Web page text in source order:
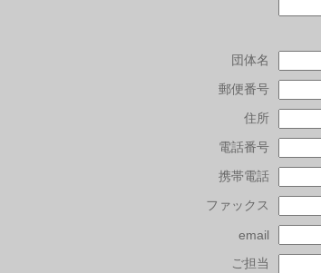
団体名
郵便番号
住所
電話番号
携帯電話
ファックス
email
ご担当